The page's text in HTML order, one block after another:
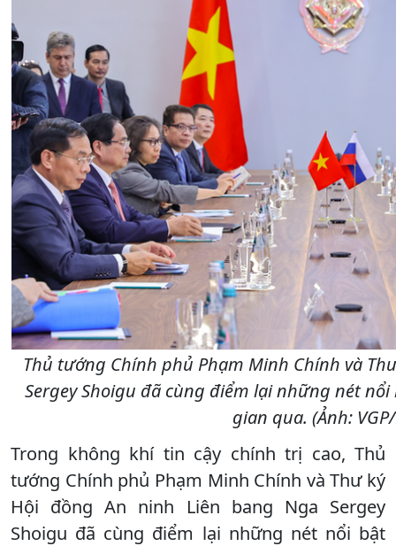
Thủ tướng Chính phủ Phạm Minh Chính và
Sergey Shoigu đã cùng điểm lại những nét
gian qua. (Ảnh:
Trong không khí tin cậy chính trị cao, Thủ
tướng Chính phủ Phạm Minh Chính và Thư ký
Hội đồng An ninh Liên bang Nga Sergey
Shoigu đã cùng điểm lại những nét nổi bật